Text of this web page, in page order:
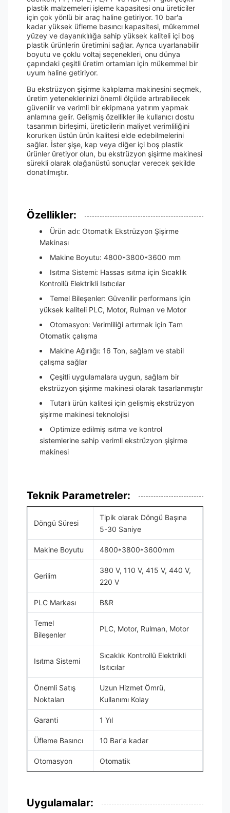
plastik malzemeleri işleme kapasitesi onu üreticiler
için çok yönlü bir araç haline getiriyor. 10 bar'a
kadar yüksek üfleme basıncı kapasitesi, mükemmel
yüzey ve dayanıklılığa sahip yüksek kaliteli içi boş
plastik ürünlerin üretimini sağlar. Ayrıca uyarlanabilir
boyutu ve çoklu voltaj seçenekleri, onu dünya
çapındaki çeşitli üretim ortamları için mükemmel bir
uyum haline getiriyor.
Bu ekstrüzyon şişirme kalıplama makinesini seçmek,
üretim yeteneklerinizi önemli ölçüde artırabilecek
güvenilir ve verimli bir ekipmana yatırım yapmak
anlamına gelir. Gelişmiş özellikler ile kullanıcı dostu
tasarımın birleşimi, üreticilerin maliyet verimliliğini
korurken üstün ürün kalitesi elde edebilmelerini
sağlar. İster şişe, kap veya diğer içi boş plastik
ürünler üretiyor olun, bu ekstrüzyon şişirme makinesi
sürekli olarak olağanüstü sonuçlar verecek şekilde
donatılmıştır.
Özellikler:
Ürün adı: Otomatik Ekstrüzyon Şişirme
Makinası
Makine Boyutu: 4800*3800*3600 mm
Isıtma Sistemi: Hassas ısıtma için Sıcaklık
Kontrollü Elektrikli Isıtıcılar
Temel Bileşenler: Güvenilir performans için
yüksek kaliteli PLC, Motor, Rulman ve Motor
Otomasyon: Verimliliği artırmak için Tam
Otomatik çalışma
Makine Ağırlığı: 16 Ton, sağlam ve stabil
çalışma sağlar
Çeşitli uygulamalara uygun, sağlam bir
ekstrüzyon şişirme makinesi olarak tasarlanmıştır
Tutarlı ürün kalitesi için gelişmiş ekstrüzyon
şişirme makinesi teknolojisi
Optimize edilmiş ısıtma ve kontrol
sistemlerine sahip verimli ekstrüzyon şişirme
makinesi
Teknik Parametreler:
Döngü Süresi
Tipik olarak Döngü Başına
5-30 Saniye
Makine Boyutu 4800*3800*3600mm
Gerilim
380 V, 110 V, 415 V, 440 V,
220 V
PLC Markası B&R
Temel
Bileşenler
PLC, Motor, Rulman, Motor
Isıtma Sistemi
Sıcaklık Kontrollü Elektrikli
Isıtıcılar
Önemli Satış
Noktaları
Uzun Hizmet Ömrü,
Kullanımı Kolay
Garanti 1 Yıl
Üfleme Basıncı 10 Bar'a kadar
Otomasyon Otomatik
Uygulamalar: